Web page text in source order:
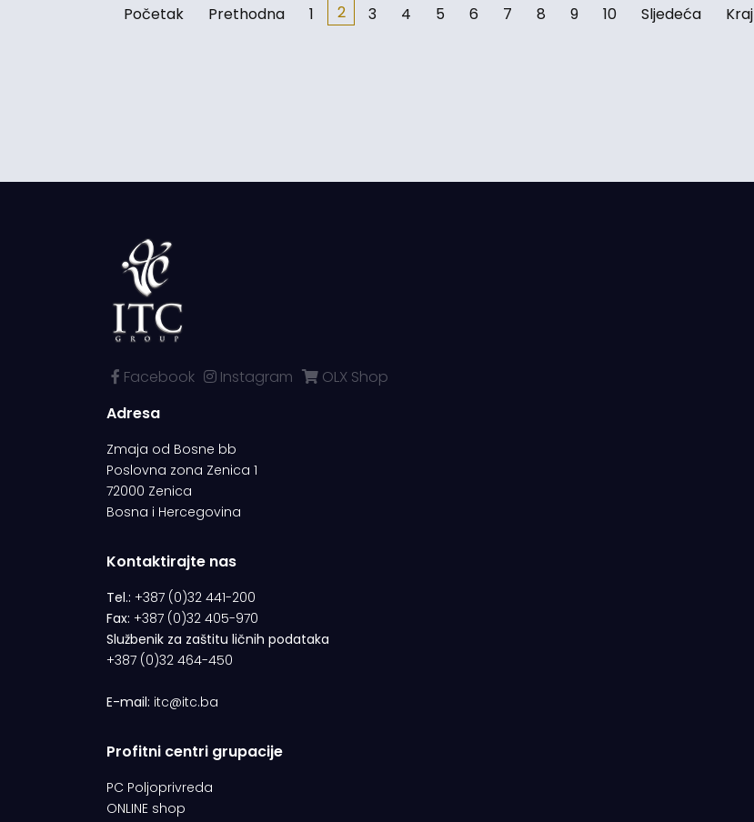
Početak Prethodna 1 2 3 4 5 6 7 8 9 10 Sljedeća Kraj
Facebook Instagram
OLX Shop
Adresa
Zmaja od Bosne bb
Poslovna zona Zenica 1
72000 Zenica
Bosna i Hercegovina
Kontaktirajte nas
Tel.: +387 (0)32 441-200
Fax: +387 (0)32 405-970
Službenik za zaštitu ličnih podataka
+387 (0)32 464-450
E-mail: itc@itc.ba
Profitni centri grupacije
PC Poljoprivreda
ONLINE shop